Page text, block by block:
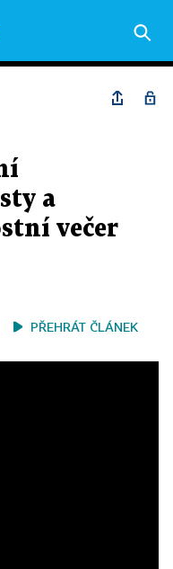
a
večer
PŘEHRÁT ČLÁNEK